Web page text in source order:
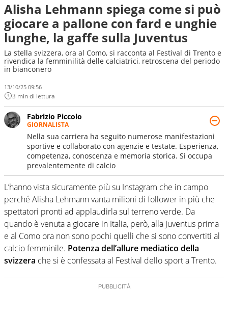
Alisha Lehmann spiega come si può
giocare a pallone con fard e unghie
lunghe, la gaffe sulla Juventus
La stella svizzera, ora al Como, si racconta al Festival di Trento e
rivendica la femminilità delle calciatrici, retroscena del periodo
in bianconero
13/10/25 09:56
3 min di lettura
Fabrizio Piccolo
GIORNALISTA
Nella sua carriera ha seguito numerose manifestazioni
sportive e collaborato con agenzie e testate. Esperienza,
competenza, conoscenza e memoria storica. Si occupa
prevalentemente di calcio
L’hanno vista sicuramente più su Instagram che in campo
perché Alisha Lehmann vanta milioni di follower in più che
spettatori pronti ad applaudirla sul terreno verde. Da
quando è venuta a giocare in Italia, però, alla Juventus prima
e al Como ora non sono pochi quelli che si sono convertiti al
calcio femminile. Potenza dell’allure mediatico della
svizzera che si è confessata al Festival dello sport a Trento.